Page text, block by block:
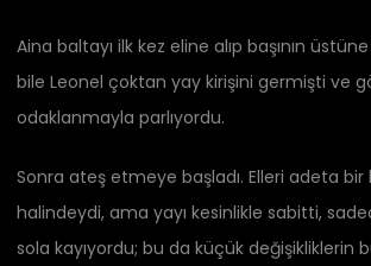
Aina baltayı ilk kez eline alıp başının üstüne
bile Leonel çoktan yay kirişini germişti ve
odaklanmayla parlıyordu.
Sonra ateş etmeye başladı. Elleri adeta bir
halindeydi, ama yayı kesinlikle sabitti,
sola kayıyordu; bu da küçük değişikliklerin